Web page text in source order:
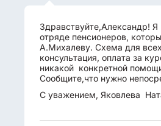
Здравствуйте,Александр!
отряде пенсионеров,
А.Михалеву. Схема для
консультация, оплата за
никакой конкретной
Сообщите,что нужно
С уважением, Яковлева